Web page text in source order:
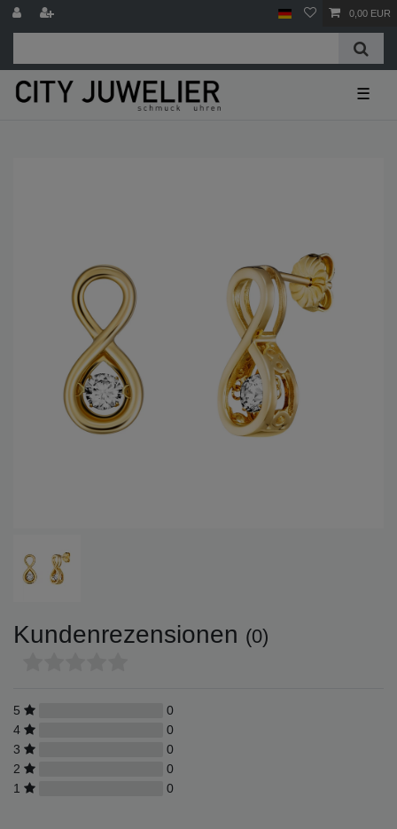
0,00 EUR
☰
Kundenrezensionen (0)
5
0
4
0
3
0
2
0
1
0